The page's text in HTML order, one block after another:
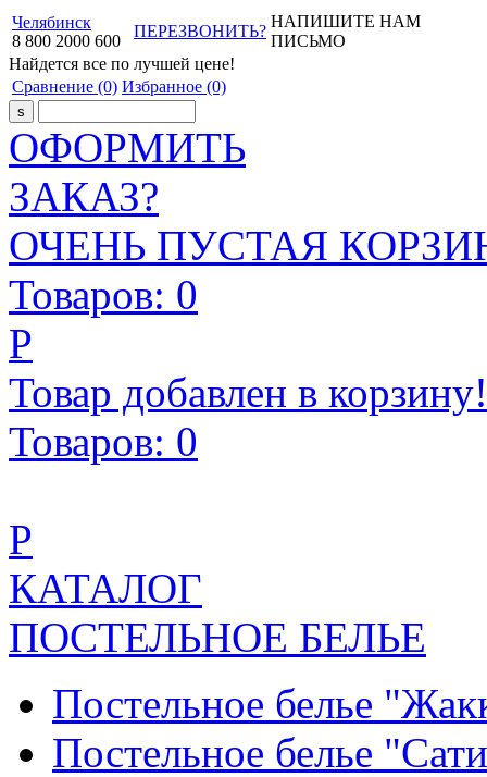
Челябинск
8 800 2000 600
ПЕРЕЗВОНИТЬ?
НАПИШИТЕ НАМ
ПИСЬМО
Найдется все по лучшей цене!
Сравнение (0) Избранное (0)
ОФОРМИТЬ
ЗАКАЗ?
ОЧЕНЬ ПУСТАЯ
Товаров: 0
Р
Товар добавлен в корзину!
Товаров: 0
Р
КАТАЛОГ
ПОСТЕЛЬНОЕ БЕЛЬЕ
Постельное белье
Постельное белье